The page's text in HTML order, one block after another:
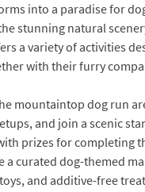
into a paradise for
stunning natural
a variety of activities
with their furry
mountaintop dog run
and join a scenic
prizes for completing
a curated dog-themed
and additive-free